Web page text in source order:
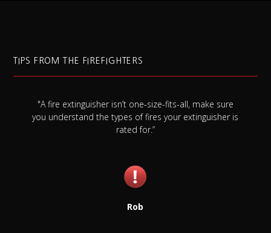
TIPS FROM THE FIREFIGHTERS
isn’t one-size-fits-all, make sure
types of fires your extinguisher is
"Always check your
once a month, and